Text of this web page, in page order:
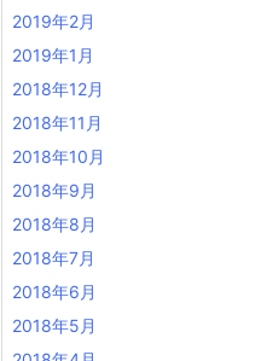
2019年2月
2019年1月
2018年12月
2018年11月
2018年10月
2018年9月
2018年8月
2018年7月
2018年6月
2018年5月